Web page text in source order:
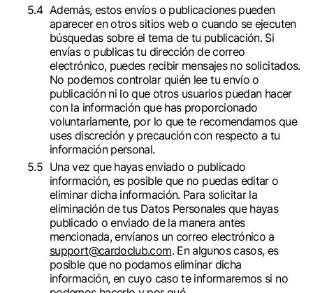
Además, estos envíos o publicaciones pueden
aparecer en otros sitios web o cuando se ejecuten
búsquedas sobre el tema de tu publicación. Si
envías o publicas tu dirección de correo
electrónico, puedes recibir mensajes no solicitados.
No podemos controlar quién lee tu envío o
publicación ni lo que otros usuarios puedan hacer
con la información que has proporcionado
voluntariamente, por lo que te recomendamos que
uses discreción y precaución con respecto a tu
información personal.
Una vez que hayas enviado o publicado
información, es posible que no puedas editar o
eliminar dicha información. Para solicitar la
eliminación de tus Datos Personales que hayas
publicado o enviado de la manera antes
mencionada, envíanos un correo electrónico a
support@cardoclub.com. En algunos casos, es
posible que no podamos eliminar dicha
información, en cuyo caso te informaremos si no